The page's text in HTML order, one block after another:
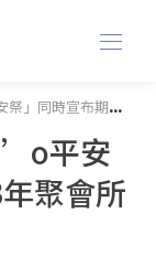
待了73年聚會所新動向
平安
聚會所